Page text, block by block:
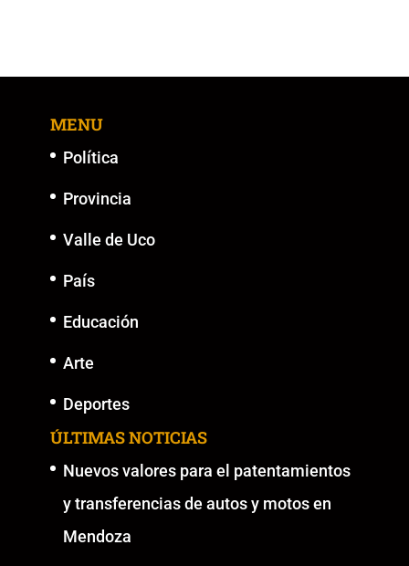
MENU
Política
Provincia
Valle de Uco
País
Educación
Arte
Deportes
ÚLTIMAS NOTICIAS
Nuevos valores para el patentamientos
y transferencias de autos y motos en
Mendoza